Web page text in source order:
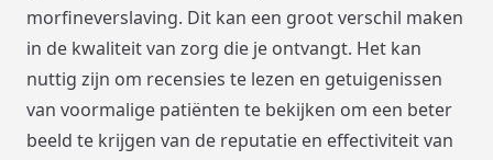
morfineverslaving. Dit kan een groot verschil maken
in de kwaliteit van zorg die je ontvangt. Het kan
nuttig zijn om recensies te lezen en getuigenissen
van voormalige patiënten te bekijken om een beter
beeld te krijgen van de reputatie en effectiviteit van